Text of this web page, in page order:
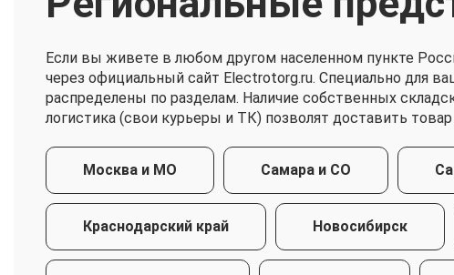
Если вы живете в любом другом населенном пункте
через официальный сайт Electrotorg.ru. Специально для
распределены по разделам. Наличие собственных
логистика (свои курьеры и ТК) позволят доставить
Москва и МО Самара и СО
Краснодарский край Новосибирск